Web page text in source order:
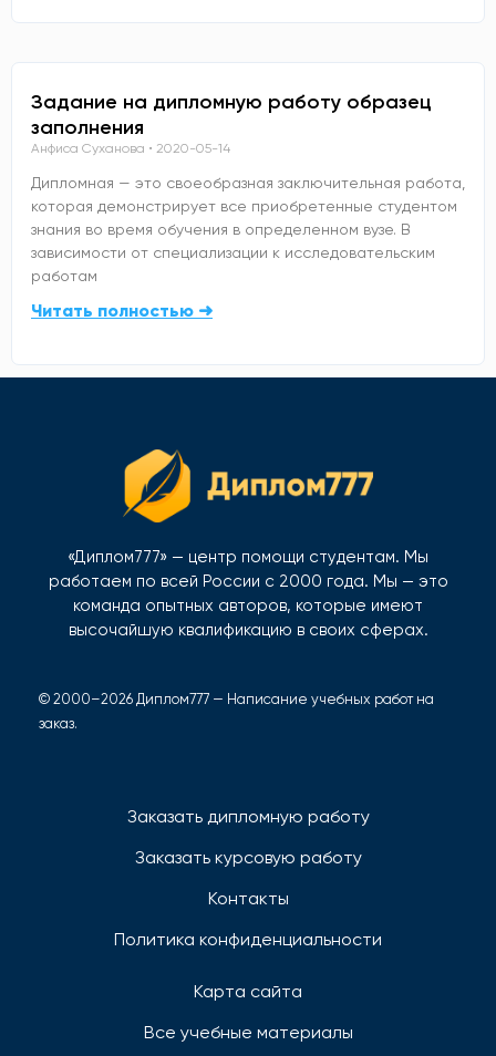
Задание на дипломную работу образец
заполнения
Анфиса Суханова 2020-05-14
Дипломная — это своеобразная заключительная работа,
которая демонстрирует все приобретенные студентом
знания во время обучения в определенном вузе. В
зависимости от специализации к исследовательским
работам
Читать полностью ➜
«Диплом777» — центр помощи студентам. Мы
работаем по всей России с 2000 года. Мы — это
команда опытных авторов, которые имеют
высочайшую квалификацию в своих сферах.
© 2000–2026 Диплом777 — Написание учебных работ на
заказ.
Заказать дипломную работу
Заказать курсовую работу
Контакты
Политика конфиденциальности
Карта сайта
Все учебные материалы